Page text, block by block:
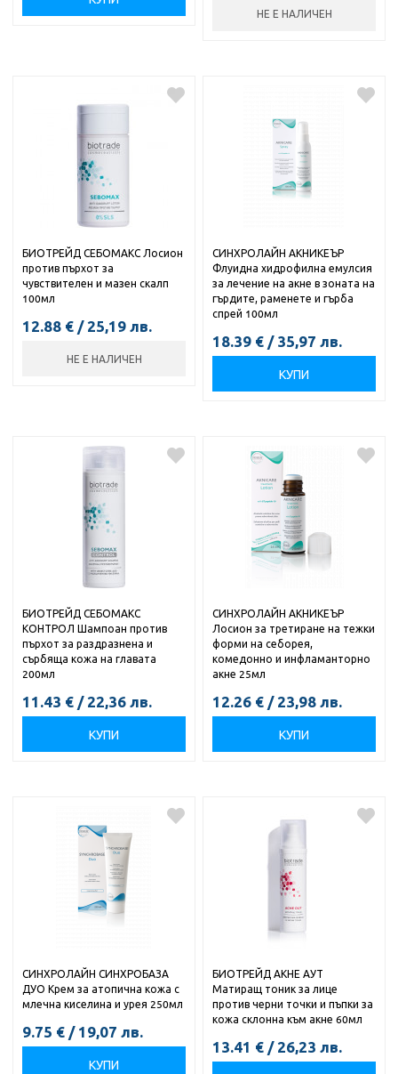
НЕ Е НАЛИЧЕН
БИОТРЕЙД СЕБОМАКС Лосион
против пърхот за
чувствителен и мазен скалп
100мл
12.88 € / 25,19 лв.
НЕ Е НАЛИЧЕН
СИНХРОЛАЙН АКНИКЕЪР
Флуидна хидрофилна емулсия
за лечение на акне в зоната на
гърдите, раменете и гърба
спрей 100мл
18.39 € / 35,97 лв.
КУПИ
БИОТРЕЙД СЕБОМАКС
КОНТРОЛ Шампоан против
пърхот за раздразнена и
сърбяща кожа на главата
200мл
11.43 € / 22,36 лв.
КУПИ
СИНХРОЛАЙН АКНИКЕЪР
Лосион за третиране на тежки
форми на себорея,
комедонно и инфламанторно
акне 25мл
12.26 € / 23,98 лв.
КУПИ
СИНХРОЛАЙН СИНХРОБАЗА
ДУО Крем за атопична кожа с
млечна киселина и урея 250мл
9.75 € / 19,07 лв.
КУПИ
БИОТРЕЙД АКНЕ АУТ
Матиращ тоник за лице
против черни точки и пъпки за
кожа склонна към акне 60мл
13.41 € / 26,23 лв.